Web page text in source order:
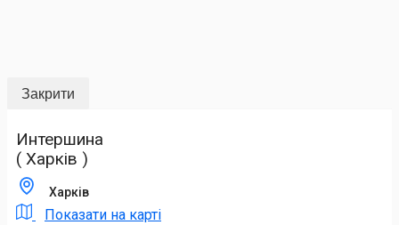
Закрити
Интершина
( Харків )
Харків
Показати на карті